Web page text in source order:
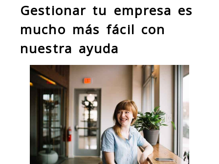
Gestionar tu empresa es
mucho más fácil con
nuestra ayuda